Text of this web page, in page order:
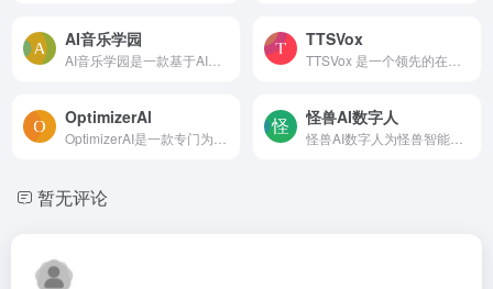
AI音乐学园 TTSVox
OptimizerAl 怪兽AI数字人
暂无评论